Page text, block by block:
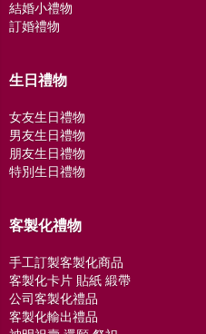
結婚小禮物
訂婚禮物
生日禮物
女友生日禮物
男友生日禮物
朋友生日禮物
特別生日禮物
客製化禮物
手工訂製客製化商品
客製化卡片 貼紙 緞帶
公司客製化禮品
客製化輸出禮品